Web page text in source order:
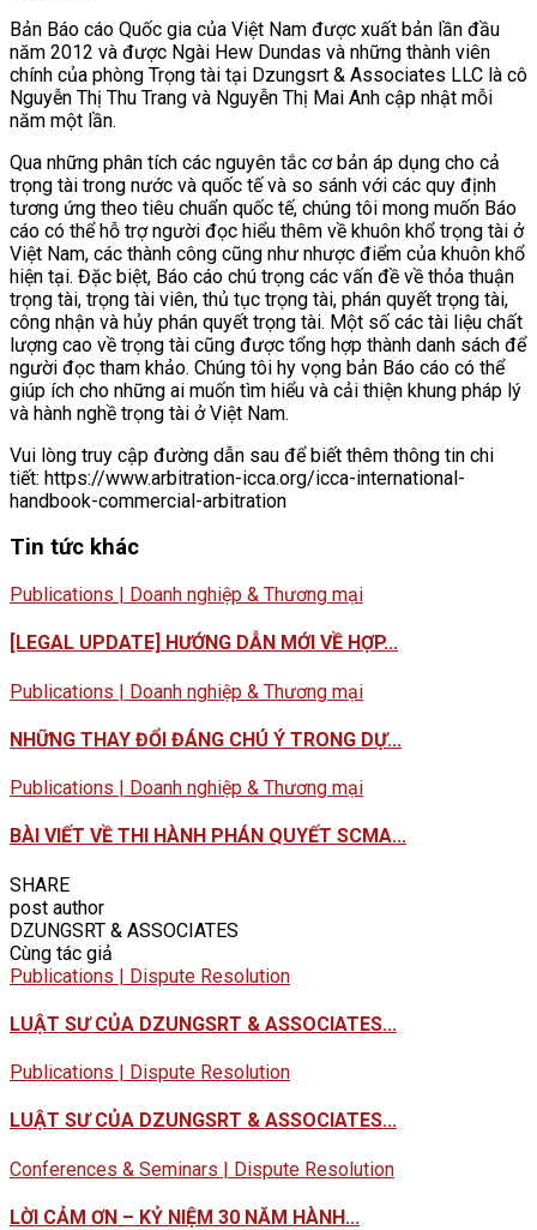
Bản Báo cáo Quốc gia của Việt Nam được xuất bản lần đầu
năm 2012 và được Ngài Hew Dundas và những thành viên
chính của phòng Trọng tài tại Dzungsrt & Associates LLC là cô
Nguyễn Thị Thu Trang và Nguyễn Thị Mai Anh cập nhật mỗi
năm một lần.
Qua những phân tích các nguyên tắc cơ bản áp dụng cho cả
trọng tài trong nước và quốc tế và so sánh với các quy định
tương ứng theo tiêu chuẩn quốc tế, chúng tôi mong muốn Báo
cáo có thể hỗ trợ người đọc hiểu thêm về khuôn khổ trọng tài ở
Việt Nam, các thành công cũng như nhược điểm của khuôn khổ
hiện tại. Đặc biệt, Báo cáo chú trọng các vấn đề về thỏa thuận
trọng tài, trọng tài viên, thủ tục trọng tài, phán quyết trọng tài,
công nhận và hủy phán quyết trọng tài. Một số các tài liệu chất
lượng cao về trọng tài cũng được tổng hợp thành danh sách để
người đọc tham khảo. Chúng tôi hy vọng bản Báo cáo có thể
giúp ích cho những ai muốn tìm hiểu và cải thiện khung pháp lý
và hành nghề trọng tài ở Việt Nam.
Vui lòng truy cập đường dẫn sau để biết thêm thông tin chi
tiết: https://www.arbitration-icca.org/icca-international-
handbook-commercial-arbitration
Tin tức khác
Publications | Doanh nghiệp & Thương mại
[LEGAL UPDATE] HƯỚNG DẪN MỚI VỀ HỢP...
Publications | Doanh nghiệp & Thương mại
NHỮNG THAY ĐỔI ĐÁNG CHÚ Ý TRONG DỰ...
Publications | Doanh nghiệp & Thương mại
BÀI VIẾT VỀ THI HÀNH PHÁN QUYẾT SCMA...
SHARE
post author
DZUNGSRT & ASSOCIATES
Cùng tác giả
Publications | Dispute Resolution
LUẬT SƯ CỦA DZUNGSRT & ASSOCIATES...
Publications | Dispute Resolution
LUẬT SƯ CỦA DZUNGSRT & ASSOCIATES...
Conferences & Seminars | Dispute Resolution
LỜI CẢM ƠN – KỶ NIỆM 30 NĂM HÀNH...